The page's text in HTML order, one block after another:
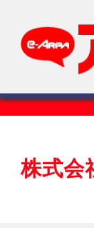
株式会